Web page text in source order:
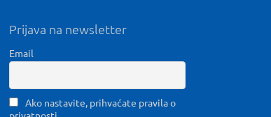
Prijava na newsletter
Email
Ako nastavite, prihvaćate pravila o